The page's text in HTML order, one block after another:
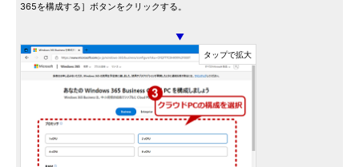
365を構成する］ボタンをクリックする。
▼